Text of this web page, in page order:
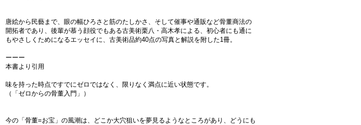
唐絵から民藝まで、眼の幅ひろさと筋のたしかさ、そして催事や通販など骨董商法の
開拓者であり、後輩が慕う顔役でもある古美術栗八・高木孝による、初心者にも通に
もやさしくためになるエッセイに、古美術品約40点の写真と解説を附した1冊。
ーーー
本書より引用
味を持った時点ですでにゼロではなく、限りなく満点に近い状態です。
（「ゼロからの骨董入門」）
今の「骨董=お宝」の風潮は、どこか大穴狙いを夢見るようなところがあり、どうにも